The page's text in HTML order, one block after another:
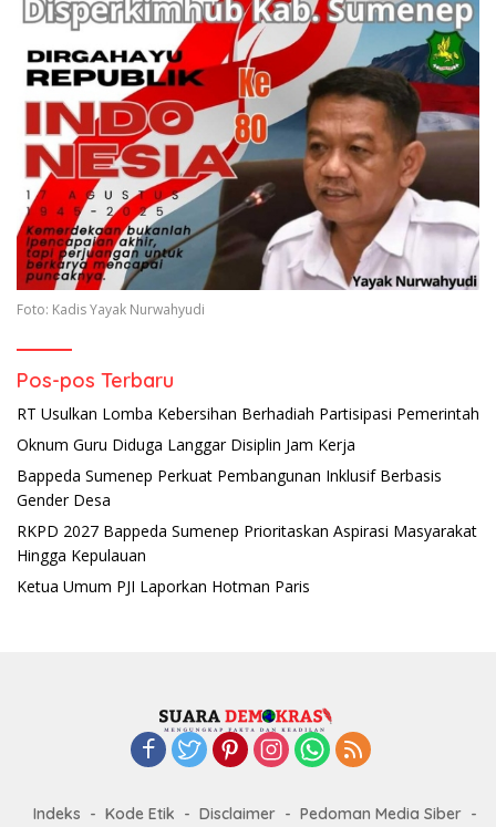
Foto: Kadis Yayak Nurwahyudi
Pos-pos Terbaru
RT Usulkan Lomba Kebersihan Berhadiah Partisipasi Pemerintah
Oknum Guru Diduga Langgar Disiplin Jam Kerja
Bappeda Sumenep Perkuat Pembangunan Inklusif Berbasis
Gender Desa
RKPD 2027 Bappeda Sumenep Prioritaskan Aspirasi Masyarakat
Hingga Kepulauan
Ketua Umum PJI Laporkan Hotman Paris
Indeks Kode Etik Disclaimer Pedoman Media Siber